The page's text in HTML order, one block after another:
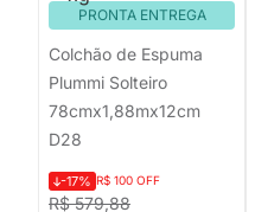
PRONTA ENTREGA
Colchão de Espuma
Plummi Solteiro
78cmx1,88mx12cm
D28
R$ 579,88
-17% R$ 100 OFF